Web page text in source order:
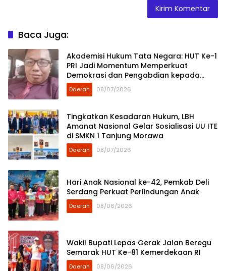
Baca Juga:
Akademisi Hukum Tata Negara: HUT Ke-1
PRI Jadi Momentum Memperkuat
Demokrasi dan Pengabdian kepada
Rakyat
Daerah 08/07/2026
Tingkatkan Kesadaran Hukum, LBH
Amanat Nasional Gelar Sosialisasi UU ITE
di SMKN 1 Tanjung Morawa
Daerah 08/07/2026
Hari Anak Nasional ke-42, Pemkab Deli
Serdang Perkuat Perlindungan Anak
Daerah 08/06/2026
Wakil Bupati Lepas Gerak Jalan Beregu
Semarak HUT Ke-81 Kemerdekaan RI
Daerah 08/06/2026